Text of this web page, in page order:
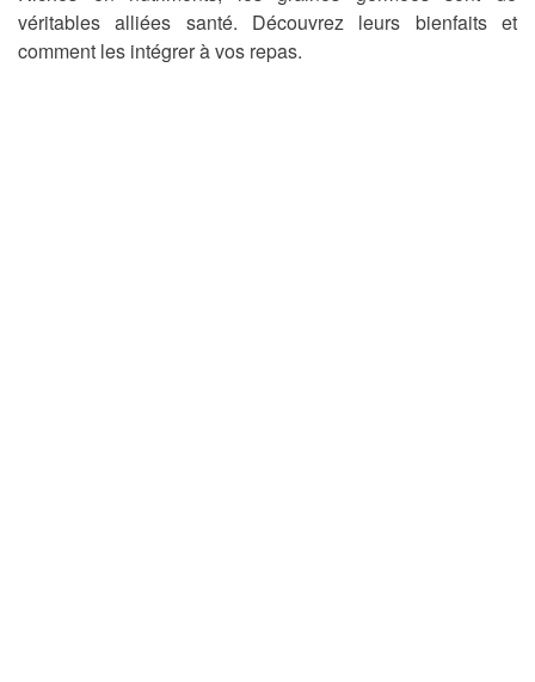
véritables alliées santé. Découvrez leurs bienfaits et
comment les intégrer à vos repas.